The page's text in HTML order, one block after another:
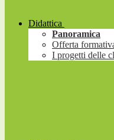
Didattica
Panoramica
Offerta
I progetti delle